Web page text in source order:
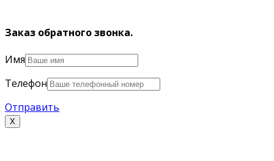
Заказ обратного звонка.
Имя
Телефон
Отправить
Х